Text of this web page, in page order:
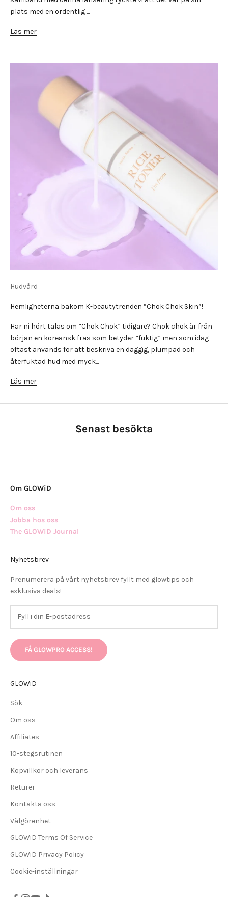
plats med en ordentlig ...
Läs mer
Hudvård
Hemligheterna bakom K-beautytrenden ”Chok Chok Skin”!
Har ni hört talas om ”Chok Chok” tidigare? Chok chok är från
början en koreansk fras som betyder ”fuktig” men som idag
oftast används för att beskriva en daggig, plumpad och
återfuktad hud med myck...
Läs mer
Senast besökta
Om GLOWiD
Om oss
Jobba hos oss
The GLOWiD Journal
Nyhetsbrev
Prenumerera på vårt nyhetsbrev fyllt med glowtips och
exklusiva deals!
FÅ GLOWPRO ACCESS!
GLOWiD
Sök
Om oss
Affiliates
10-stegsrutinen
Köpvillkor och leverans
Returer
Kontakta oss
Välgörenhet
GLOWiD Terms Of Service
GLOWiD Privacy Policy
Cookie-inställningar